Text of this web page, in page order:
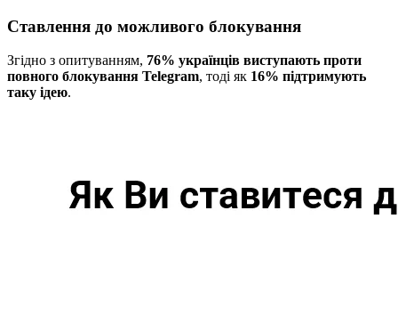
Ставлення до можливого блокування
Згідно з опитуванням, 76% українців виступають проти
повного блокування Telegram, тоді як 16% підтримують
таку ідею.